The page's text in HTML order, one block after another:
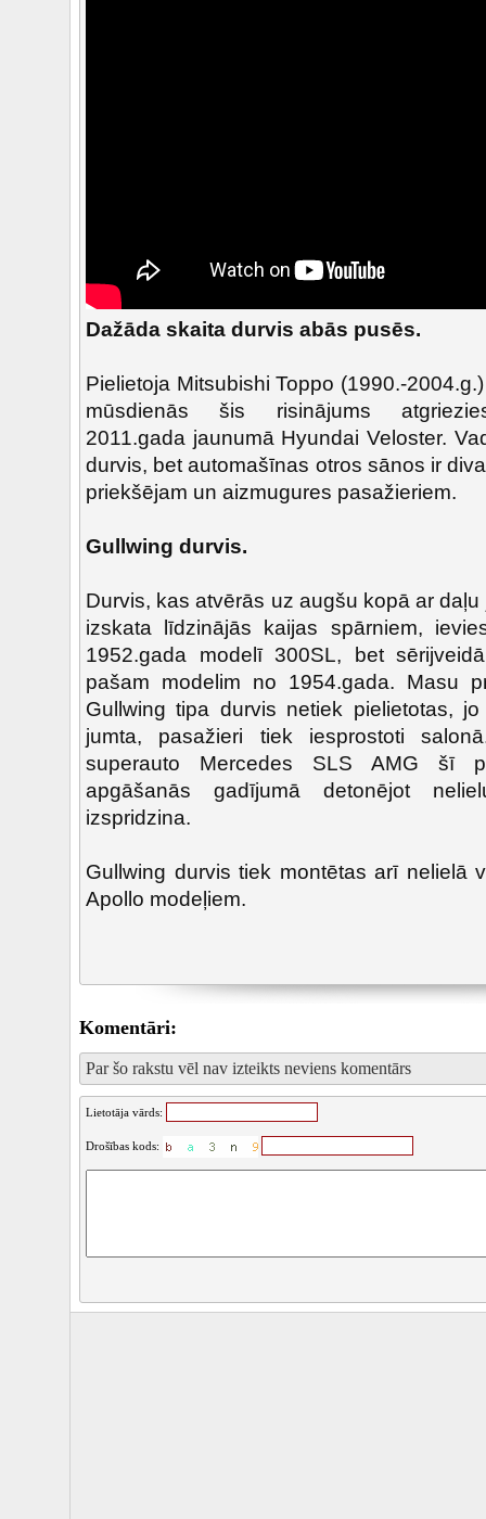
Dažāda skaita durvis abās pusēs.
Pielietoja Mitsubishi Toppo (1990.-
mūsdienās šis risinājums
2011.gada jaunumā Hyundai Veloster.
durvis, bet automašīnas otros sānos ir
priekšējam un aizmugures pasažieriem.
Gullwing durvis.
Durvis, kas atvērās uz augšu kopā ar
izskata līdzinājās kaijas spārniem,
1952.gada modelī 300SL, bet
pašam modelim no 1954.gada. Masu
Gullwing tipa durvis netiek pielietotas,
jumta, pasažieri tiek iesprostoti
superauto Mercedes SLS AMG šī
apgāšanās gadījumā detonējot
izspridzina.
Gullwing durvis tiek montētas arī nelielā
Apollo modeļiem.
Komentāri:
Par šo rakstu vēl nav izteikts neviens komentārs
Lietotāja vārds:
Drošības kods: